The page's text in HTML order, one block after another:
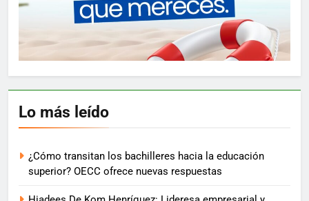
Lo más leído
¿Cómo transitan los bachilleres hacia la educación
superior? OECC ofrece nuevas respuestas